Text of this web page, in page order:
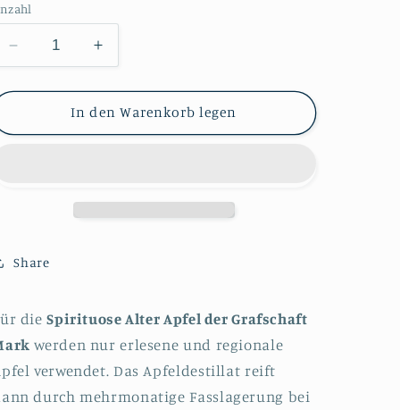
Verringere
die
Menge
Alter
Erhöhe
die
Menge
für
Alter
In den Warenkorb legen
Share
dieSpirituose Alter Apfel der Grafschaft
werden nur erlesene und regionale
verwendet. Das Apfeldestillat reift
durch mehrmonatige Fasslagerung bei